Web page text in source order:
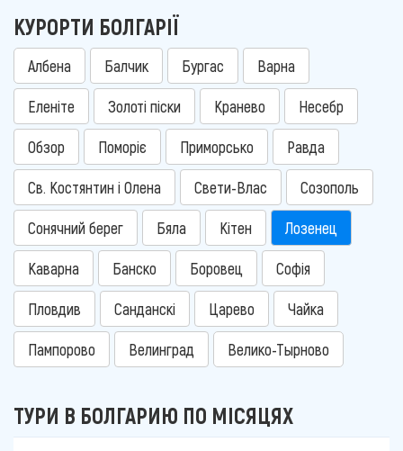
КУРОРТИ БОЛГАРІЇ
Албена Балчик Бургас Варна
Еленіте Золоті піски Кранево Несебр
Обзор Поморіє Приморсько Равда
Св. Костянтин і Олена Свети-Влас Созополь
Сонячний берег Бяла Кітен Лозенец
Каварна Банско Боровец Софія
Пловдив Санданскі Царево Чайка
Пампорово Велинград Велико-Тырново
ТУРИ В БОЛГАРИЮ ПО МІСЯЦЯХ